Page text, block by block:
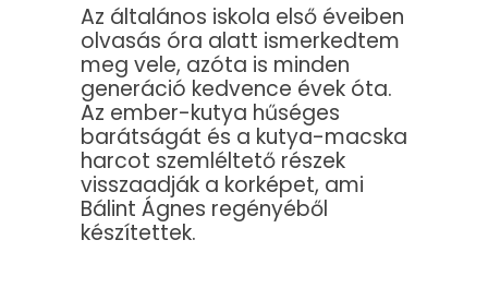
Az általános iskola első éveiben
olvasás óra alatt ismerkedtem
meg vele, azóta is minden
generáció kedvence évek óta.
Az ember-kutya hűséges
barátságát és a kutya-macska
harcot szemléltető részek
visszaadják a korképet, ami
Bálint Ágnes regényéből
készítettek.